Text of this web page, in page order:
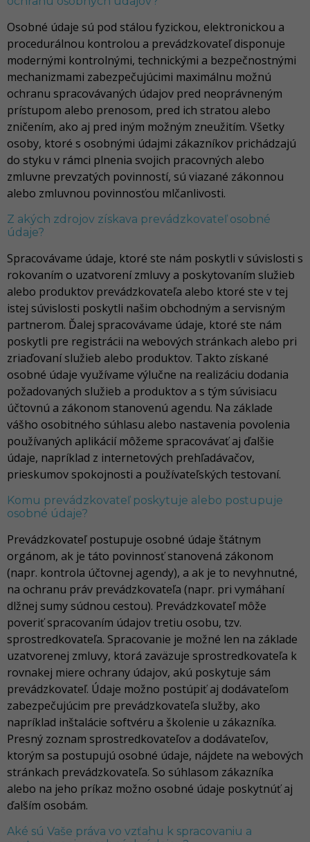
Osobné údaje sú pod stálou fyzickou, elektronickou a
procedurálnou kontrolou a prevádzkovateľ disponuje
modernými kontrolnými, technickými a bezpečnostnými
mechanizmami zabezpečujúcimi maximálnu možnú
ochranu spracovávaných údajov pred neoprávneným
prístupom alebo prenosom, pred ich stratou alebo
zničením, ako aj pred iným možným zneužitím. Všetky
osoby, ktoré s osobnými údajmi zákazníkov prichádzajú
do styku v rámci plnenia svojich pracovných alebo
zmluvne prevzatých povinností, sú viazané zákonnou
alebo zmluvnou povinnosťou mlčanlivosti.
Z akých zdrojov získava prevádzkovateľ osobné
údaje?
Spracovávame údaje, ktoré ste nám poskytli v súvislosti s
rokovaním o uzatvorení zmluvy a poskytovaním služieb
alebo produktov prevádzkovateľa alebo ktoré ste v tej
istej súvislosti poskytli našim obchodným a servisným
partnerom. Ďalej spracovávame údaje, ktoré ste nám
poskytli pre registrácii na webových stránkach alebo pri
zriaďovaní služieb alebo produktov. Takto získané
osobné údaje využívame výlučne na realizáciu dodania
požadovaných služieb a produktov a s tým súvisiacu
účtovnú a zákonom stanovenú agendu. Na základe
vášho osobitného súhlasu alebo nastavenia povolenia
používaných aplikácií môžeme spracovávať aj ďalšie
údaje, napríklad z internetových prehľadávačov,
prieskumov spokojnosti a používateľských testovaní.
Komu prevádzkovateľ poskytuje alebo postupuje
osobné údaje?
Prevádzkovateľ postupuje osobné údaje štátnym
orgánom, ak je táto povinnosť stanovená zákonom
(napr. kontrola účtovnej agendy), a ak je to nevyhnutné,
na ochranu práv prevádzkovateľa (napr. pri vymáhaní
dlžnej sumy súdnou cestou). Prevádzkovateľ môže
poveriť spracovaním údajov tretiu osobu, tzv.
sprostredkovateľa. Spracovanie je možné len na základe
uzatvorenej zmluvy, ktorá zaväzuje sprostredkovateľa k
rovnakej miere ochrany údajov, akú poskytuje sám
prevádzkovateľ. Údaje možno postúpiť aj dodávateľom
zabezpečujúcim pre prevádzkovateľa služby, ako
napríklad inštalácie softvéru a školenie u zákazníka.
Presný zoznam sprostredkovateľov a dodávateľov,
ktorým sa postupujú osobné údaje, nájdete na webových
stránkach prevádzkovateľa. So súhlasom zákazníka
alebo na jeho príkaz možno osobné údaje poskytnúť aj
ďalším osobám.
Aké sú Vaše práva vo vzťahu k spracovaniu a